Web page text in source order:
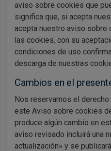
aviso sobre cookies que
significa que, si acepta
acepta nuestro aviso sobre
las cookies, con su
condiciones de uso
descarga de nuestras
Cambios en el
Nos reservamos el
este Aviso sobre cookies
produce algún cambio en
aviso revisado incluirá una
actualización» y se